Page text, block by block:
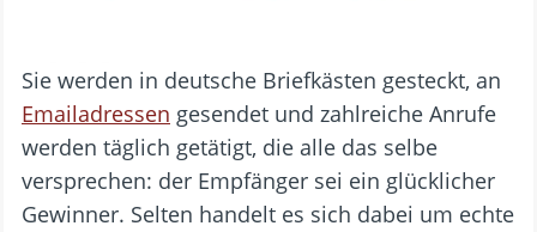
Sie werden in deutsche Briefkästen gesteckt, an
Emailadressen gesendet und zahlreiche Anrufe
werden täglich getätigt, die alle das selbe
versprechen: der Empfänger sei ein glücklicher
Gewinner. Selten handelt es sich dabei um echte